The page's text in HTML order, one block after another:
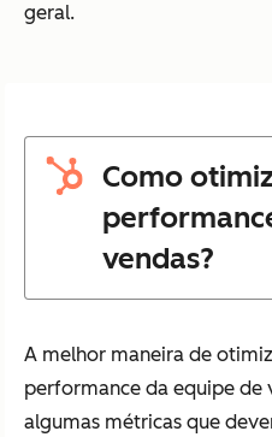
geral.
Como
vendas?
A melhor maneira de
performance da equipe de
algumas métricas que